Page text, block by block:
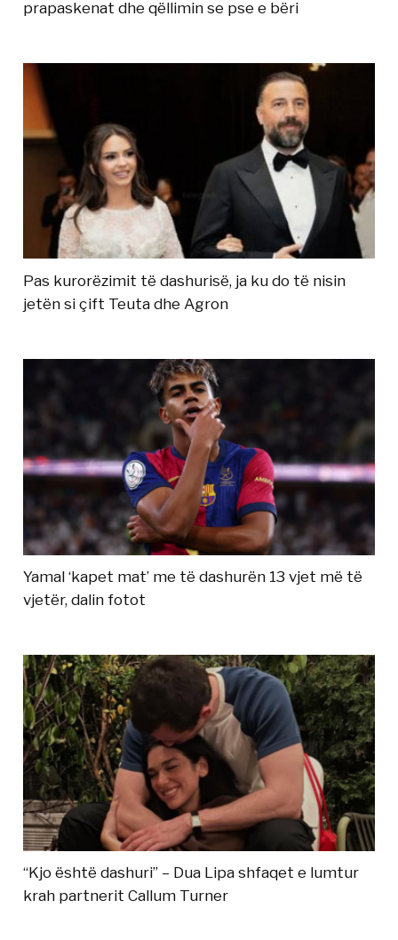
prapaskenat dhe qëllimin se pse e bëri
Pas kurorëzimit të dashurisë, ja ku do të nisin
jetën si çift Teuta dhe Agron
Yamal ‘kapet mat’ me të dashurën 13 vjet më të
vjetër, dalin fotot
“Kjo është dashuri” – Dua Lipa shfaqet e lumtur
krah partnerit Callum Turner